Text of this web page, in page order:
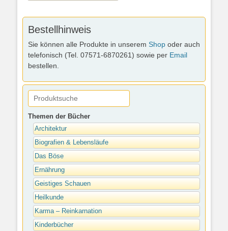
Bestellhinweis
Sie können alle Produkte in unserem Shop oder auch
telefonisch (Tel. 07571-6870261) sowie per Email
bestellen.
Themen der Bücher
Architektur
Biografien & Lebensläufe
Das Böse
Ernährung
Geistiges Schauen
Heilkunde
Karma – Reinkarnation
Kinderbücher